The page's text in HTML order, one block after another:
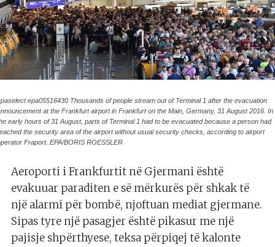
epa05516430 Thousands of people stream out of Terminal 1 after the evacuation
at the Frankfurt airport in Frankfurt on the Main, Germany, 31 August 2016. In
early hours of 31 August, parts of Terminal 1 had to be evacuated because a person had
the security area of the airport without usual security checks, according to airport
Fraport. EPA/BORIS ROESSLER
Aeroporti i Frankfurtit në Gjermani është
evakuuar paraditen e së mërkurës për shkak të
një alarmi për bombë, njoftuan mediat gjermane.
Sipas tyre një pasagjer është pikasur me një
pajisje shpërthyese, teksa përpiqej të kalonte